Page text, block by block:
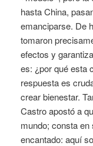
hasta China,
emanciparse. De
tomaron
efectos y
es: ¿por qué esta
respuesta es
crear bienestar.
Castro apostó a
mundo; consta
encantado: aquí